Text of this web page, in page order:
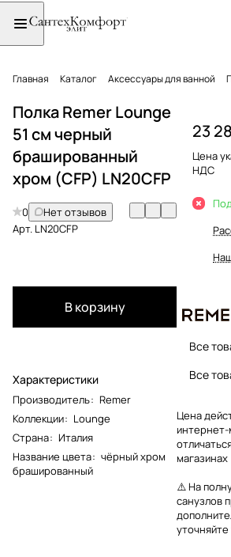
Главная Каталог Аксессуары для ванной
Полка Remer Lounge
51 см черный
брашированный
хром (CFP) LN20CFP
0
Нет отзывов
Арт. LN20CFP
В корзину
Характеристики
Производитель: Remer
Коллекции: Lounge
Страна: Италия
Название цвета: чёрный хром
брашированный
23
Цена
НДС
Все
Все
Цена
магазинах
⚠️ На
санузлов